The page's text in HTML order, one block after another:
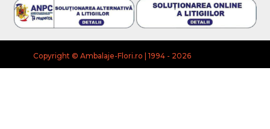
Copyright © Ambalaje-Flori.ro | 1994 - 2026